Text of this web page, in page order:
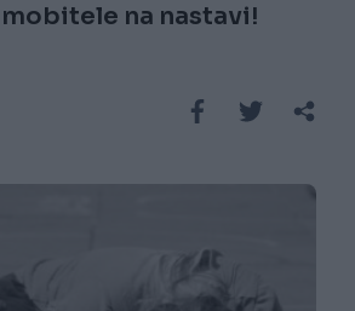
na nastavi!